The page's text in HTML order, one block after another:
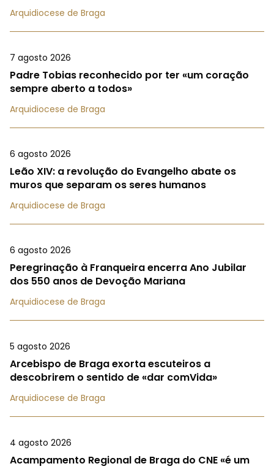
Arquidiocese de Braga
7 agosto 2026
Padre Tobias reconhecido por ter «um coração
sempre aberto a todos»
Arquidiocese de Braga
6 agosto 2026
Leão XIV: a revolução do Evangelho abate os
muros que separam os seres humanos
Arquidiocese de Braga
6 agosto 2026
Peregrinação à Franqueira encerra Ano Jubilar
dos 550 anos de Devoção Mariana
Arquidiocese de Braga
5 agosto 2026
Arcebispo de Braga exorta escuteiros a
descobrirem o sentido de «dar comVida»
Arquidiocese de Braga
4 agosto 2026
Acampamento Regional de Braga do CNE «é um